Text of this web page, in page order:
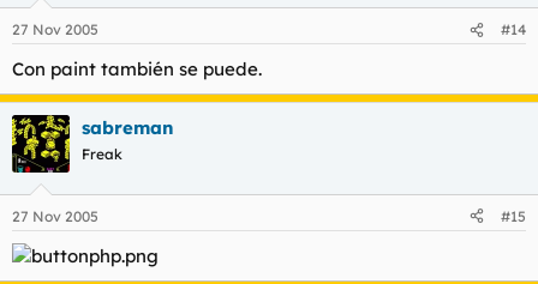
27 Nov 2005 #14
Con paint también se puede.
sabreman
Freak
27 Nov 2005 #15